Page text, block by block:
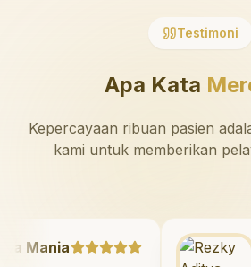
Testimoni
Apa Kata
Kepercayaan ribuan pasien
kami untuk memberikan
Mania